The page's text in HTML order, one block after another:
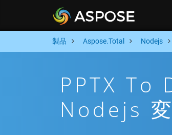
製品 Aspose.Total Nodejs
PPTX To
Nodejs